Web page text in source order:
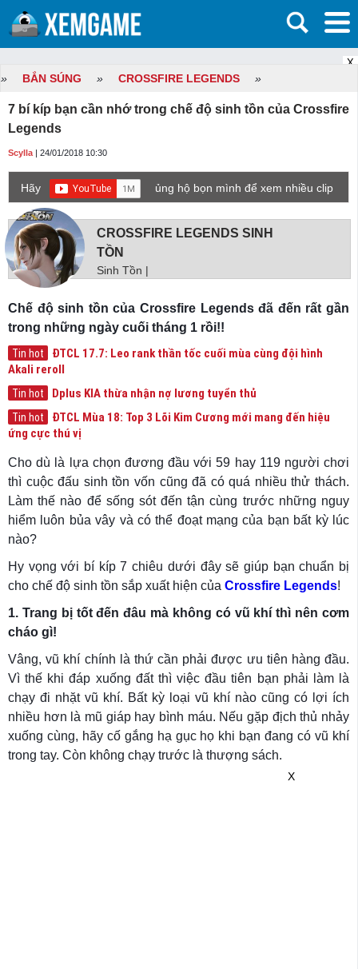
X
» BẮN SÚNG » CROSSFIRE LEGENDS »
7 bí kíp bạn cần nhớ trong chế độ sinh tồn của Crossfire
Legends
Scylla | 24/01/2018 10:30
Hãy
ủng hộ bọn mình để xem nhiều clip
game mới hơn nhé!
CROSSFIRE LEGENDS SINH
TỒN
Sinh Tồn |
Chế độ sinh tồn của Crossfire Legends đã đến rất gần
trong những ngày cuối tháng 1 rồi!!
Tin hot
ĐTCL 17.7: Leo rank thần tốc cuối mùa cùng đội hình
Akali reroll
Tin hot Dplus KIA thừa nhận nợ lương tuyển thủ
Tin hot
ĐTCL Mùa 18: Top 3 Lõi Kim Cương mới mang đến hiệu
ứng cực thú vị
Cho dù là lựa chọn đương đầu với 59 hay 119 người chơi
thì cuộc đấu sinh tồn vốn cũng đã có quá nhiều thử thách.
Làm thế nào để sống sót đến tận cùng trước những nguy
hiểm luôn bủa vây và có thể đoạt mạng của bạn bất kỳ lúc
nào?
Hy vọng với bí kíp 7 chiêu dưới đây sẽ giúp bạn chuẩn bị
cho chế độ sinh tồn sắp xuất hiện của Crossfire Legends!
1. Trang bị tốt đến đâu mà không có vũ khí thì nên cơm
cháo gì!
Vâng, vũ khí chính là thứ cần phải được ưu tiên hàng đầu.
Vì thế khi đáp xuống đất thì việc đầu tiên bạn phải làm là
chạy đi nhặt vũ khí. Bất kỳ loại vũ khí nào cũng có lợi ích
nhiều hơn là mũ giáp hay bình máu. Nếu gặp địch thủ nhảy
xuống cùng, hãy cố gắng hạ gục họ khi bạn đang có vũ khí
trong tay. Còn không chạy trước là thượng sách.
X